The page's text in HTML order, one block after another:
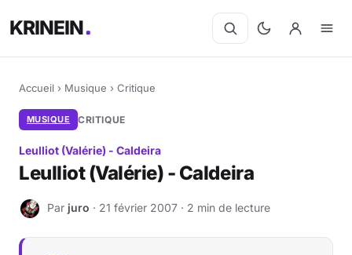
KRINEIN
Accueil › Musique › Critique
MUSIQUE CRITIQUE
Leulliot (Valérie) - Caldeira
Leulliot (Valérie) - Caldeira
J Par juro · 21 février 2007 · 2 min de lecture